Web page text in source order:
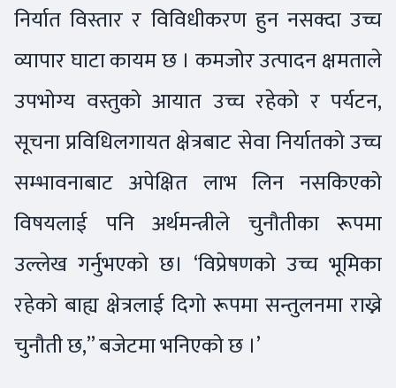
निर्यात विस्तार र विविधीकरण हुन नसक्दा उच्च
व्यापार घाटा कायम छ । कमजोर उत्पादन क्षमताले
उपभोग्य वस्तुको आयात उच्च रहेको र पर्यटन,
सूचना प्रविधिलगायत क्षेत्रबाट सेवा निर्यातको उच्च
सम्भावनाबाट अपेक्षित लाभ लिन नसकिएको
विषयलाई पनि अर्थमन्त्रीले चुनौतीका रूपमा
उल्लेख गर्नुभएको छ। ‘विप्रेषणको उच्च भूमिका
रहेको बाह्य क्षेत्रलाई दिगो रूपमा सन्तुलनमा राख्ने
चुनौती छ,” बजेटमा भनिएको छ ।’